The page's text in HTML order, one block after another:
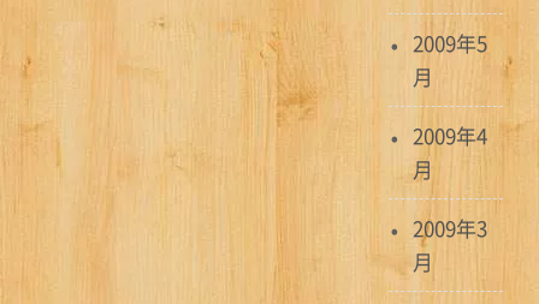
2009年5
月
2009年4
月
2009年3
月